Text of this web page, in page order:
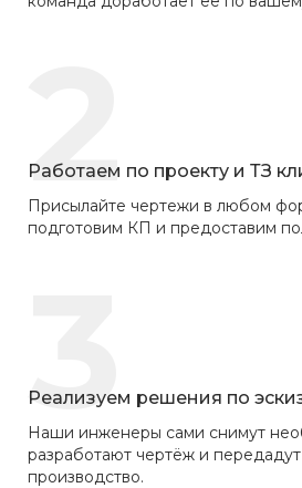
2
Работаем по проекту и ТЗ
Присылайте чертежи в любом
подготовим КП и предоставим
3
Реализуем решения по
Наши инженеры сами снимут
разработают чертёж и
производство.